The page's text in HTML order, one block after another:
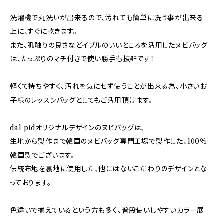
洗濯機で丸洗いが出来るので、汚れても簡単に洗う事が出来る
上に、すぐに乾きます。
また、肌触りの良さなどイブルのいいところを活用したヌビバッグ
は、たっぷりのマチ付きで使い勝手も抜群です！
軽くて持ちやすく、汚れを気にせず使うことが出来る為、小さいお
子様のレッスンバッグとしてもご活用頂けます。
dal pidオリジナルデザインのヌビバッグは、
生地から製作まで韓国のヌビバッグ専門工場で製作した、100％
韓国製でございます。
伝統布地を裏地に使用した、他にはないこだわりのデザインとな
っております。
色違いで揃えているという方も多く、普段使いしやすいカラー展